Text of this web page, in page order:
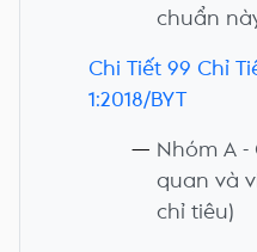
chuẩn
Chi Tiết 99 Chỉ
1:2018/BYT
Nhóm A -
quan và
chỉ tiêu)